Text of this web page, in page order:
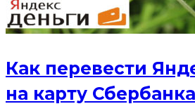
Как перевести
на карту